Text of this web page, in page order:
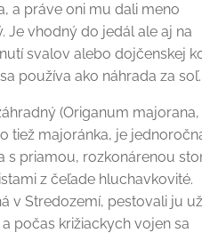
a práve oni mu dali meno
Je vhodný do jedál ale aj na
svalov alebo dojčenskej
používa ako náhrada za soľ.
(Origanum majorana,
tiež majoránka, je
s priamou, rozkonárenou
z čeľade hluchavkovité.
v Stredozemí, pestovali ju
počas križiackych vojen sa